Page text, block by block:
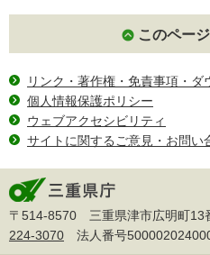
このペー
リンク・著作権・免責事項・ダ
個人情報保護ポリシー
ウェブアクセシビリティ
サイトに関するご意見・お問い
〒514-8570 三重県津市広明町13
224-3070 法人番号